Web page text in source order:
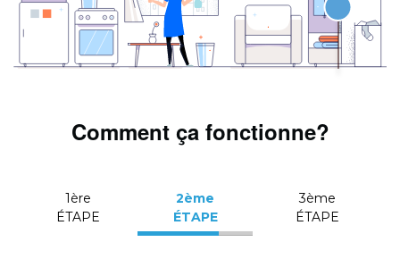
Comment ça fonctionne?
1ère
ÉTAPE
2ème
ÉTAPE
3ème
ÉTAPE